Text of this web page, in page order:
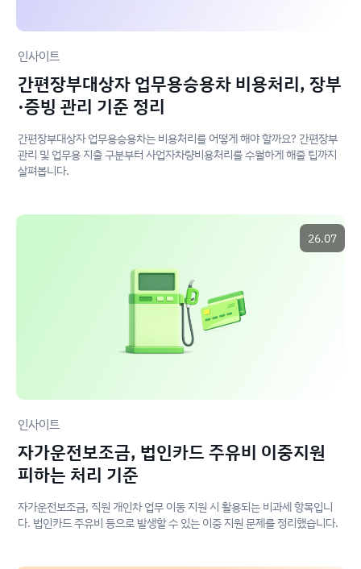
인사이트
간편장부대상자 업무용승용차 비용처리, 장부
·증빙 관리 기준 정리
간편장부대상자 업무용승용차는 비용처리를 어떻게 해야 할까요? 간편장부
관리 및 업무용 지출 구분부터 사업자차량비용처리를 수월하게 해줄 팁까지
살펴봅니다.
26.07
인사이트
자가운전보조금, 법인카드 주유비 이중지원
피하는 처리 기준
자가운전보조금, 직원 개인차 업무 이동 지원 시 활용되는 비과세 항목입니
다. 법인카드 주유비 등으로 발생할 수 있는 이중 지원 문제를 정리했습니다.